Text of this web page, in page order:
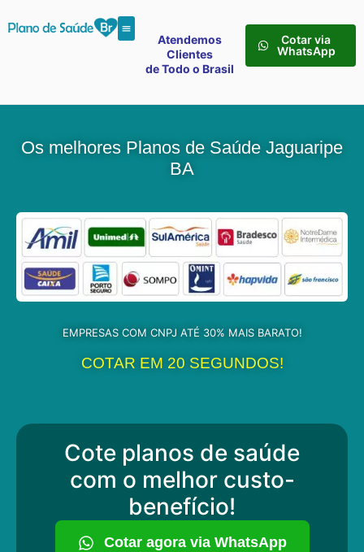
Atendemos
Clientes
de Todo o Brasil
Cotar via
WhatsApp
Os melhores Planos de Saúde Jaguaripe
BA
EMPRESAS COM CNPJ ATÉ 30% MAIS BARATO!
COTAR EM 20 SEGUNDOS!​
Cote planos de saúde
com o melhor custo-
benefício!
Cotar agora via WhatsApp